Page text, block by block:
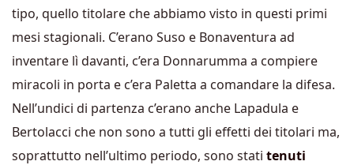
tipo, quello titolare che abbiamo visto in questi primi
mesi stagionali. C’erano Suso e Bonaventura ad
inventare lì davanti, c’era Donnarumma a compiere
miracoli in porta e c’era Paletta a comandare la difesa.
Nell’undici di partenza c’erano anche Lapadula e
Bertolacci che non sono a tutti gli effetti dei titolari ma,
soprattutto nell’ultimo periodo, sono stati tenuti